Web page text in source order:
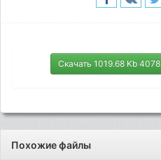
Скачать 1019.68 Kb 4078
Похожие файлы